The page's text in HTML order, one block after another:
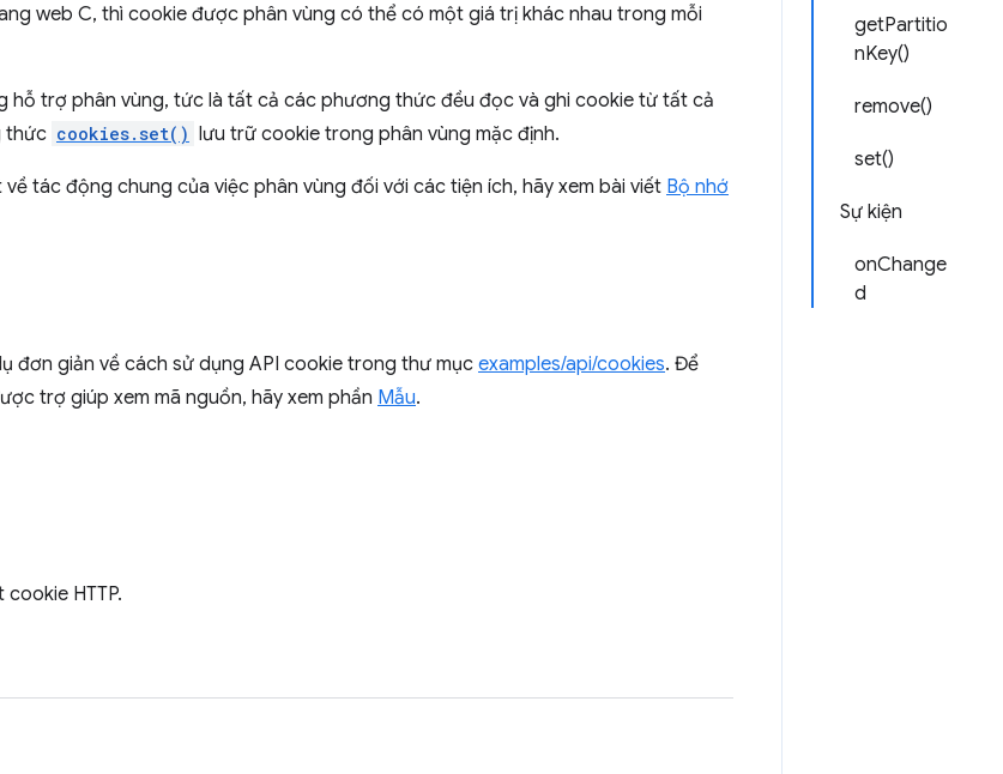
getPartitio
nKey()
remove()
set()
Sự kiện
onChange
d
web C, thì cookie được phân vùng có thể có một giá trị khác nhau trong mỗi
hỗ trợ phân vùng, tức là tất cả các phương thức đều đọc và ghi cookie từ tất cả
thức cookies.set() lưu trữ cookie trong phân vùng mặc định.
tác động chung của việc phân vùng đối với các tiện ích, hãy xem bài viết Bộ nhớ
đơn giản về cách sử dụng API cookie trong thư mục examples/api/cookies. Để
trợ giúp xem mã nguồn, hãy xem phần Mẫu.
HTTP.